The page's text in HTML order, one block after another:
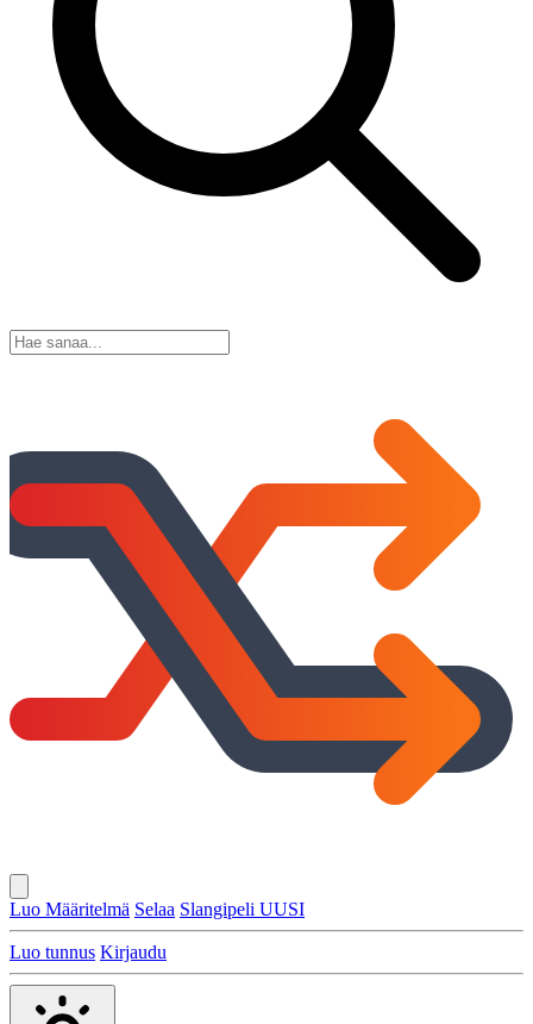
Luo Määritelmä Selaa Slangipeli UUSI
Luo tunnus Kirjaudu